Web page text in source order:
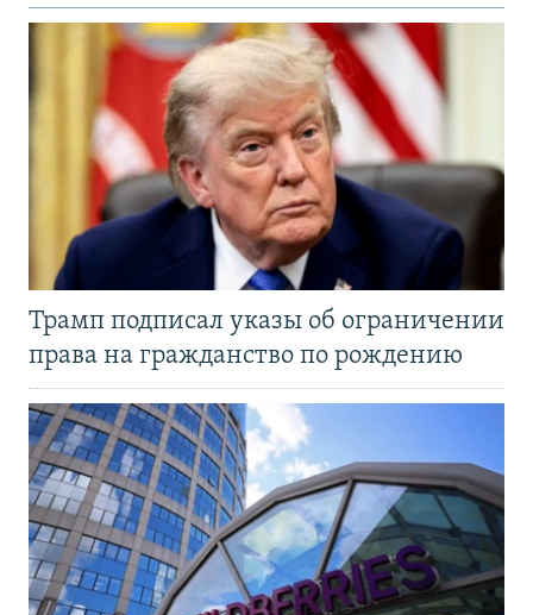
Трамп подписал указы об ограничении
права на гражданство по рождению